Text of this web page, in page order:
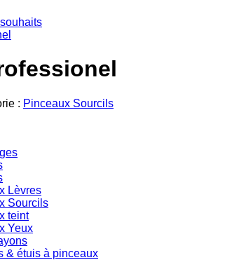
: Pinceaux Sourcils
Lèvres
Sourcils
teint
Yeux
& étuis à pinceaux